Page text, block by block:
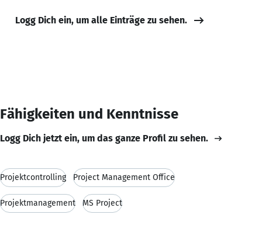
Logg Dich ein, um alle Einträge zu sehen.
Fähigkeiten und Kenntnisse
Logg Dich jetzt ein, um das ganze Profil zu sehen.
Projektcontrolling Project Management Office
Projektmanagement MS Project